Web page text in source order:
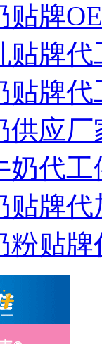
贴牌
贴牌
贴牌
供应厂
奶代
贴牌代
粉贴